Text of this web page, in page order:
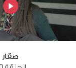
صقار